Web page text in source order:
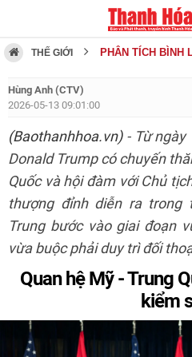
THẾ GIỚI PHÂN TÍCH BÌNH
Hùng Anh (CTV)
2026-05-13 09:01:00
(Baothanhhoa.vn)- Từ ngày
Donald Trump có chuyến
Quốc và hội đàm với Chủ
thượng đỉnh diễn ra
Trung bước vào giai đoạn
vừa buộc phải duy trì đối
Quan hệ Mỹ - Trung
kiểm